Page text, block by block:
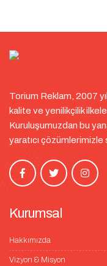
Torium Reklam, 2007
kalite ve yenilikçilik
Kuruluşumuzdan bu
yaratıcı çözümlerimizle
Kurumsal
Hakkımızda
Vizyon & Misyon